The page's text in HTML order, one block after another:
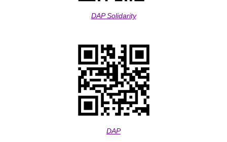
DAP Solidarity
DAP